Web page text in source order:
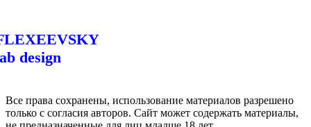
design
Все права сохранены, использование материалов разрешено
только с согласия авторов. Сайт может содержать материалы,